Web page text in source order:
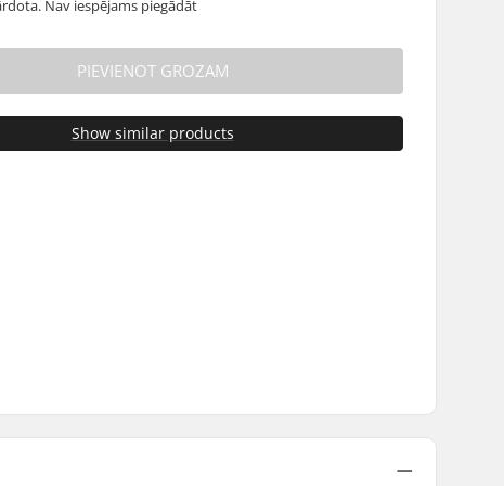
Nav iespējams piegādāt
PIEVIENOT GROZAM
Show similar products